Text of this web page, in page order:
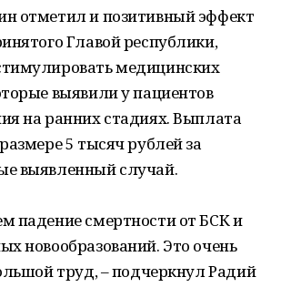
отметил и позитивный эффект
Главой республики,
медицинских
выявили у пациентов
на ранних стадиях. Выплата
5 тысяч рублей за
выявленный случай.
падение смертности от БСК и
новообразований. Это очень
труд, – подчеркнул Радий